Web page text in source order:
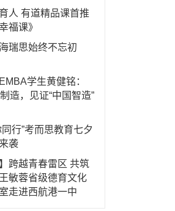
人 有道精品课首推
福课》
瑞思始终不忘初
学生黄健铭：
造，见证“中国智造”
行”考而思教育七夕
袭
跨越青春雷区 共筑
敏蓉省级德育文化
走进西航港一中